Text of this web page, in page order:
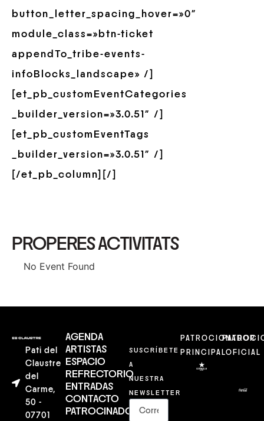
button_letter_spacing_hover=»0″
module_class=»btn-ticket
appendTo_tribe-events-
infoBlocks_landscape» /]
[et_pb_customEventCategories
_builder_version=»3.0.51″ /]
[et_pb_customEventTags
_builder_version=»3.0.51″ /]
[/et_pb_column][/]
PROPERES ACTIVITATS
No Event Found
Pati del
Claustre
del
Carme,
50 -
07701
AGENDA
ARTISTAS
ESPACIO
REFRECTORIO
ENTRADAS
CONTACTO
PATROCINADORES
SUSCRÍBETE
A
NUESTRA
NEWSLETTER
PATROCIONADOR
PRINCIPALOFICIAL